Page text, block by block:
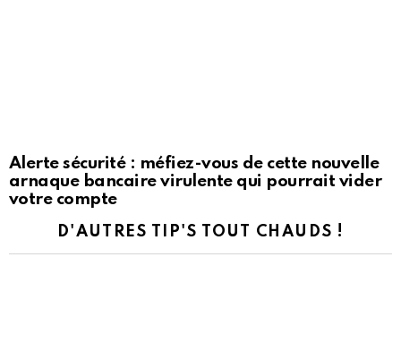
Alerte sécurité : méfiez-vous de cette nouvelle
arnaque bancaire virulente qui pourrait vider
votre compte
D'AUTRES TIP'S TOUT CHAUDS !